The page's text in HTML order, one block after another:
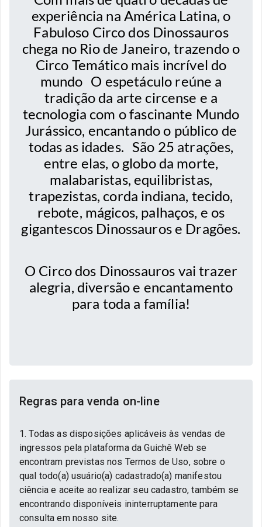
experiência na América Latina, o
Fabuloso Circo dos Dinossauros
chega no Rio de Janeiro, trazendo o
Circo Temático mais incrível do
mundo O espetáculo reúne a
tradição da arte circense e a
tecnologia com o fascinante Mundo
Jurássico, encantando o público de
todas as idades. São 25 atrações,
entre elas, o globo da morte,
malabaristas, equilibristas,
trapezistas, corda indiana, tecido,
rebote, mágicos, palhaços, e os
gigantescos Dinossauros e Dragões.
O Circo dos Dinossauros vai trazer
alegria, diversão e encantamento
para toda a família!
Regras para venda on-line
1. Todas as disposições aplicáveis às vendas de
ingressos pela plataforma da Guichê Web se
encontram previstas nos Termos de Uso, sobre o
qual todo(a) usuário(a) cadastrado(a) manifestou
ciência e aceite ao realizar seu cadastro, também se
encontrando disponíveis ininterruptamente para
consulta em nosso site.